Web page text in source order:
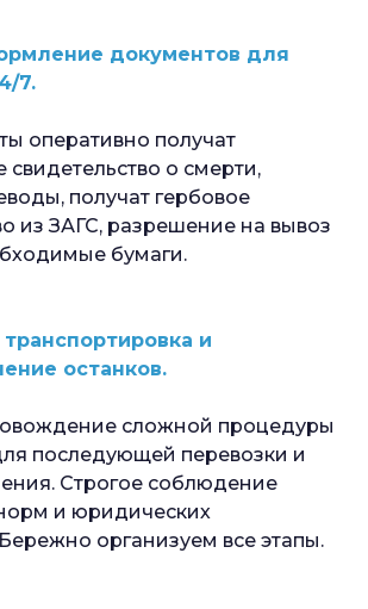
документов для
7.
оперативно получат
о смерти,
получат гербовое
из ЗАГС, разрешение на вывоз
бумаги.
и
останков.
сложной процедуры
последующей перевозки и
Строгое соблюдение
и юридических
организуем все этапы.